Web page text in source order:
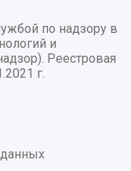
по надзору в
и
Реестровая
г.